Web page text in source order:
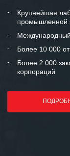
Крупнейшая
промышленной
Более 10 000
Более 2 000
корпораций